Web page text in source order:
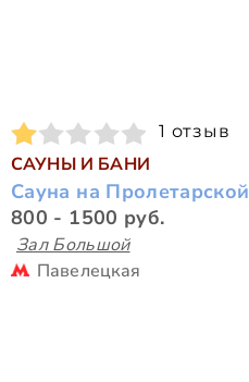
1 отзыв
САУНЫ И БАНИ
Сауна на Пролетарской
800 - 1500 руб.
Зал Большой
Павелецкая